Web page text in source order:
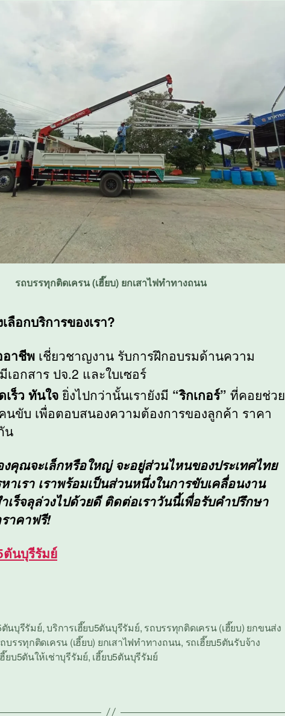
รถบรรทุกติดเครน (เฮี๊ยบ) ยกเสาไฟทำทางถนน
ลือกบริการของเรา?
าชีพ เชี่ยวชาญงาน รับการฝึกอบรมด้านความ
อกสาร ปจ.2 และใบเซอร์
เร็ว ทันใจ ยิ่งไปกว่านั้นเรายังมี “ริกเกอร์” ที่คอยช่วย
นขับ เพื่อตอบสนองความต้องการของลูกค้า ราคา
น
งคุณจะเล็กหรือใหญ่ จะอยู่ส่วนไหนของประเทศไทย
าเรา เราพร้อมเป็นส่วนหนึ่งในการขับเคลื่อนงาน
เร็จลุล่วงไปด้วยดี ติดต่อเราวันนี้เพื่อรับคำปรึกษา
าคาฟรี!
ตันบุรีรัมย์
นบุรีรัมย์,บริการเฮี๊ยบ5ตันบุรีรัมย์, รถบรรทุกติดเครน (เฮี๊ยบ) ยกขนส่ง
บรรทุกติดเครน (เฮี๊ยบ) ยกเสาไฟทำทางถนน, รถเฮี๊ยบ5ตันรับจ้าง
ยบ5ตันให้เช่าบุรีรัมย์, เฮี๊ยบ5ตันบุรีรัมย์